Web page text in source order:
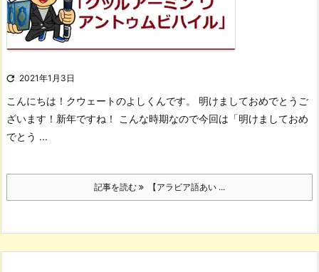
 2021年1月3日
こんにちは！ クウェートのよしくんです。
明けましておめでとうご
ざいます！ 新年ですね！
こんな時期なので今回は「明けましておめ
でとう ...
記事を読む 【アラビア語あい ...